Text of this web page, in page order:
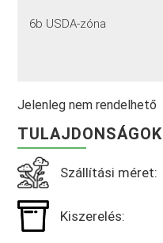
6b USDA-zóna
Jelenleg nem rendelhető
TULAJDONSÁGOK
Szállítási méret:
Kiszerelés: